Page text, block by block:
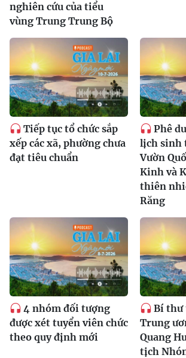
nghiên cứu của tiểu
vùng Trung Trung Bộ
Tiếp tục tổ chức sắp
xếp các xã, phường chưa
đạt tiêu chuẩn
Phê
lịch sinh
Vườn
Kinh và
thiên
Răng
4 nhóm đối tượng
được xét tuyển viên chức
theo quy định mới
Bí thư
Trung
Quang
tịch